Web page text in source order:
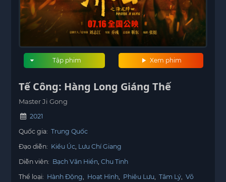
Xem phim
Tập phim
Tế Công: Hàng Long Giáng Thế
Master Ji Gong
2021
Quốc gia: Trung Quốc
Đạo diễn: Kiều Úc Lưu Chí Giang
Diễn viên: Bạch Văn Hiển Chu Tinh
Thể loại: Hành Động Hoạt Hình Phiêu Lưu Tâm Lý
Võ